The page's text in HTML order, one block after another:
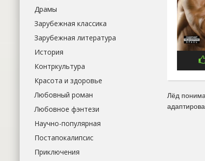
Лёд
Драмы
Зарубежная классика
Зарубежная литература
История
Контркультура
Красота и здоровье
Любовный роман
Любовное фэнтези
Научно-популярная
Постапокалипсис
Приключения